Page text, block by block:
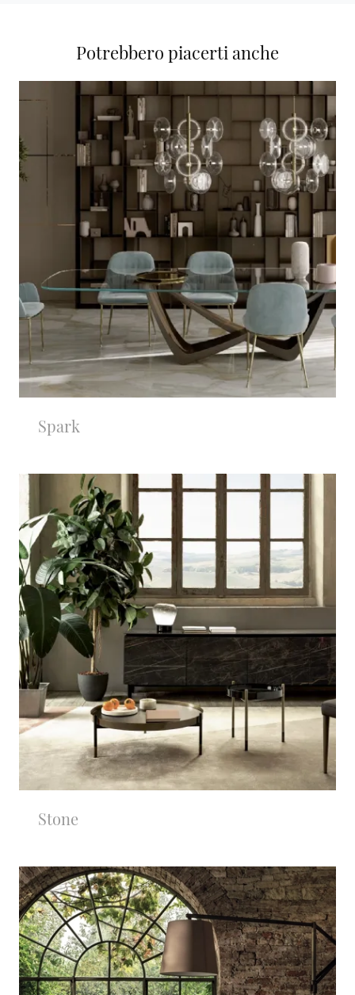
Potrebbero piacerti anche
Spark
Stone